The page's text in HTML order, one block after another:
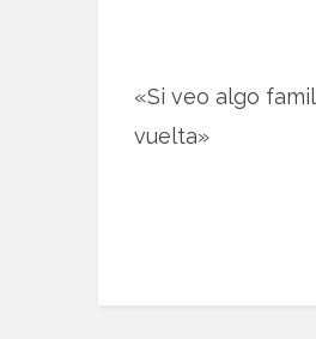
«Si veo algo
vuelta»